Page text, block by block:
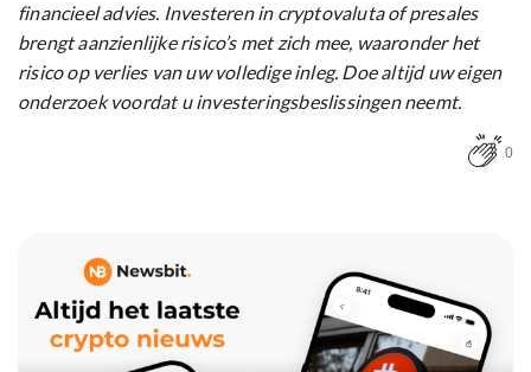
financieel advies. Investeren in cryptovaluta of presales
brengt aanzienlijke risico’s met zich mee, waaronder het
risico op verlies van uw volledige inleg. Doe altijd uw eigen
onderzoek voordat u investeringsbeslissingen neemt.
0